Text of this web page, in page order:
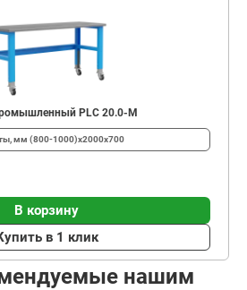
PLC 20.0-М
мм (800-1000)x2000x700
В корзину
в 1 клик
нашим